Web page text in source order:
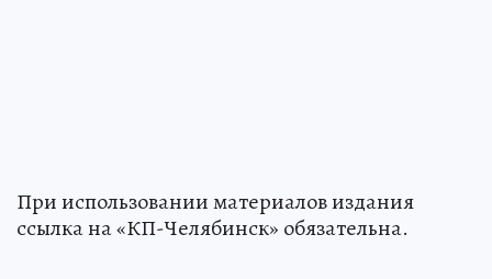
При использовании материалов издания
ссылка на «КП-Челябинск» обязательна.